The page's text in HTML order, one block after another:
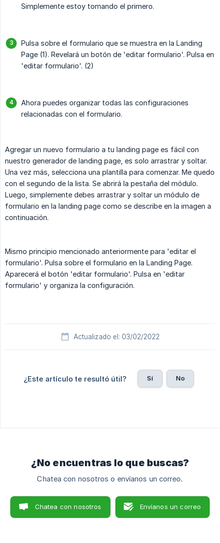
Simplemente estoy tomando el primero.
Pulsa sobre el formulario que se muestra en la Landing
Page (1). Revelará un botón de 'editar formulario'. Pulsa en
'editar formulario'. (2)
Ahora puedes organizar todas las configuraciones
relacionadas con el formulario.
Agregar un nuevo formulario a tu landing page es fácil con
nuestro generador de landing page, es solo arrastrar y soltar.
Una vez más, selecciona una plantilla para comenzar. Me quedo
con el segundo de la lista. Se abrirá la pestaña del módulo.
Luego, simplemente debes arrastrar y soltar un módulo de
formulario en la landing page como se describe en la imagen a
continuación.
Mismo principio mencionado anteriormente para 'editar el
formulario'. Pulsa sobre el formulario en la Landing Page.
Aparecerá el botón 'editar formulario'. Pulsa en 'editar
formulario' y organiza la configuración.
Actualizado el: 03/02/2022
¿Este artículo te resultó útil? Sí No
¿No encuentras lo que buscas?
Chatea con nosotros o envíanos un correo.
Chatea con nosotros Envíanos un correo